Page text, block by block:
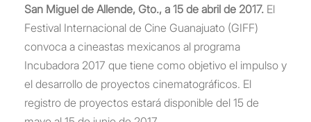
San Miguel de Allende, Gto., a 15 de abril de 2017. El
Festival Internacional de Cine Guanajuato (GIFF)
convoca a cineastas mexicanos al programa
Incubadora 2017 que tiene como objetivo el impulso y
el desarrollo de proyectos cinematográficos. El
registro de proyectos estará disponible del 15 de